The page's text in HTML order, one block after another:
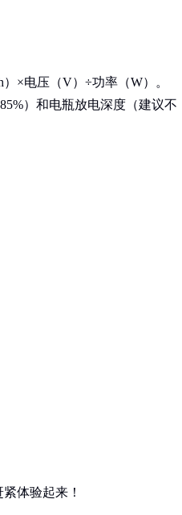
×电压（V）÷功率（W）。
）和电瓶放电深度（建议不
体验起来！